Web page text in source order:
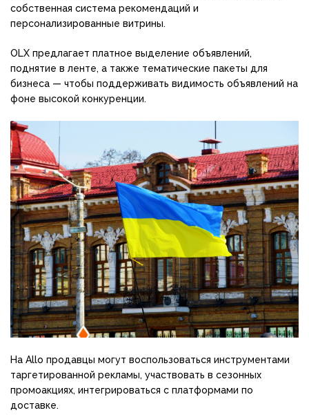
собственная система рекомендаций и
персонализированные витрины.
OLX предлагает платное выделение объявлений,
поднятие в ленте, а также тематические пакеты для
бизнеса — чтобы поддерживать видимость объявлений на
фоне высокой конкуренции.
На Allo продавцы могут воспользоваться инструментами
таргетированной рекламы, участвовать в сезонных
промоакциях, интегрироваться с платформами по
доставке.